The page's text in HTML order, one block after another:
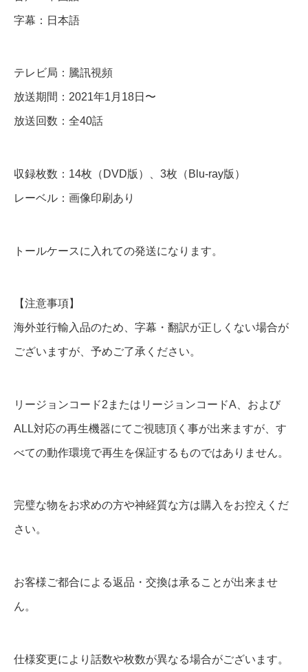
～
】
話
D
＆
B
u
a
y
個
字幕：日本語
テレビ局：騰訊視頻
放送期間：2021年1月18日〜
放送回数：全40話
収録枚数：14枚（DVD版）、3枚（Blu-ray版）
レーベル：画像印刷あり
トールケースに入れての発送になります。
【注意事項】
海外並行輸入品のため、字幕・翻訳が正しくない場合が
ございますが、予めご了承ください。
リージョンコード2またはリージョンコードA、および
ALL対応の再生機器にてご視聴頂く事が出来ますが、す
べての動作環境で再生を保証するものではありません。
完璧な物をお求めの方や神経質な方は購入をお控えくだ
さい。
お客様ご都合による返品・交換は承ることが出来ませ
ん。
仕様変更により話数や枚数が異なる場合がございます。